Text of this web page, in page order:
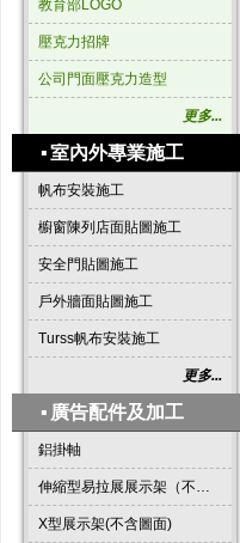
教育部LOGO
壓克力招牌
公司門面壓克力造型
更多...
▪室內外專業施工
帆布安裝施工
櫥窗陳列店面貼圖施工
安全門貼圖施工
戶外牆面貼圖施工
Turss帆布安裝施工
更多...
▪ 廣告配件及加工
鋁掛軸
伸縮型易拉展展示架（不含圖面）
X型展示架(不含圖面)